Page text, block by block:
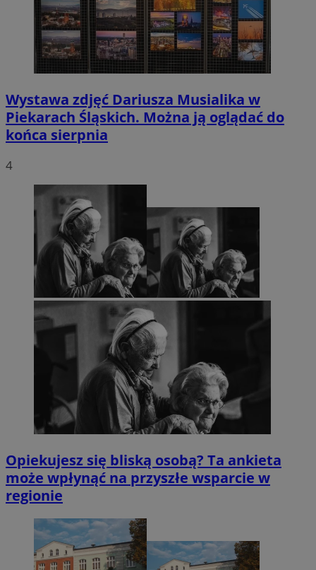
Wystawa zdjęć Dariusza Musialika w
Piekarach Śląskich. Można ją oglądać do
końca sierpnia
4
Opiekujesz się bliską osobą? Ta ankieta
może wpłynąć na przyszłe wsparcie w
regionie